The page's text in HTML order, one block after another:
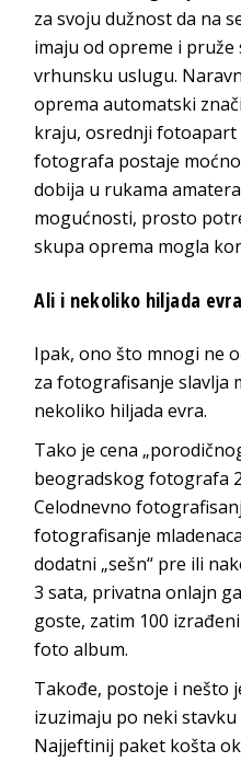
za svoju dužnost da na
imaju od opreme i
vrhunsku uslugu.
oprema automatski
kraju, osrednji
fotografa postaje
dobija u rukama
mogućnosti, prosto
skupa oprema mogla
Ali i nekoliko hiljada
Ipak, ono što mnogi ne
za fotografisanje slavlja
nekoliko hiljada evra.
Tako je cena
beogradskog fotografa
Celodnevno
fotografisanje
dodatni „sešn“ pre ili
3 sata, privatna onlajn
goste, zatim 100
foto album.
Takođe, postoje i nešto
izuzimaju po neki
Najjeftinij paket košta